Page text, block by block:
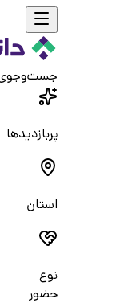
پربازدیدها
استان
نوع
حضور